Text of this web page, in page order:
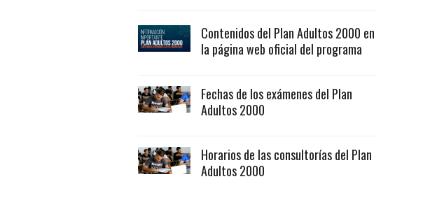
Contenidos del Plan Adultos 2000 en
la página web oficial del programa
Fechas de los exámenes del Plan
Adultos 2000
Horarios de las consultorías del Plan
Adultos 2000